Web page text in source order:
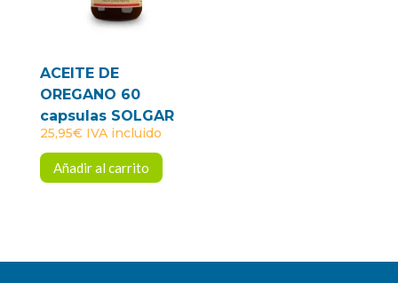
ACEITE DE
OREGANO 60
capsulas SOLGAR
25,95€ IVA incluido
Añadir al carrito